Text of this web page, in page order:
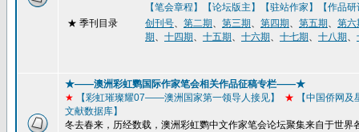
【笔会章程】
【论坛版主】 【驻站作家】
【作品
★ 季刊目录 创刊号、 第二期、 第三期、 第四期、 第五期、 第六
期、 十四期、 十五期、 十六期、 十七期、 十八期、
★——澳洲彩虹鹦国际作家笔会相关作品征稿专栏——★
★
【彩虹璀璨耀07——澳洲国家第一领导人接见】 ★ 【中国侨网及
文献数据库】
冬去春来，历经数载，澳洲彩虹鹦中文作家笔会论坛聚集来自于世界